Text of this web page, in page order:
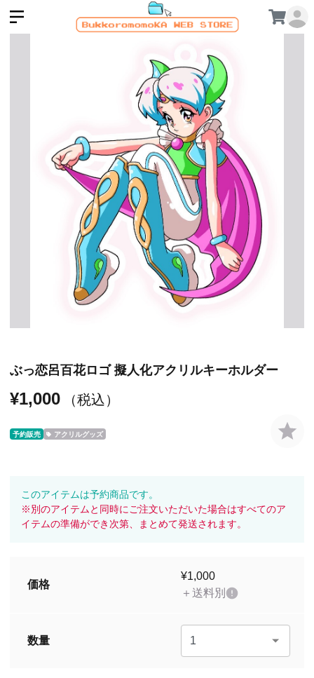
ぶっ恋呂百花ロゴ 擬人化アクリルキーホルダー
¥1,000 （税込）
予約販売 アクリルグッズ
このアイテムは予約商品です。
※別のアイテムと同時にご注文いただいた場合はすべてのア
イテムの準備ができ次第、まとめて発送されます。
価格
¥1,000
＋送料別
数量